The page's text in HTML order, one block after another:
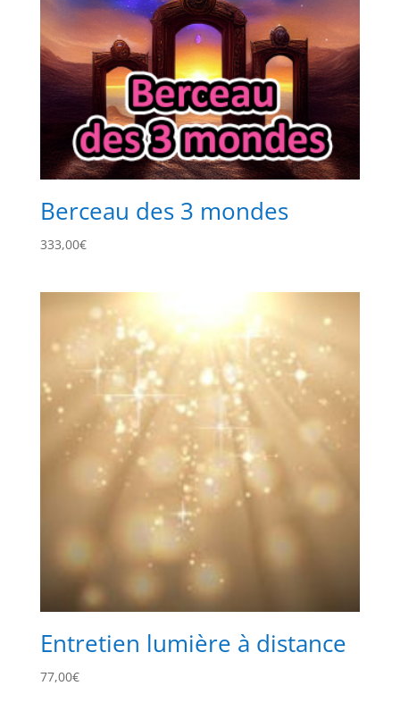
Berceau des 3 mondes
333,00€
Entretien lumière à distance
77,00€